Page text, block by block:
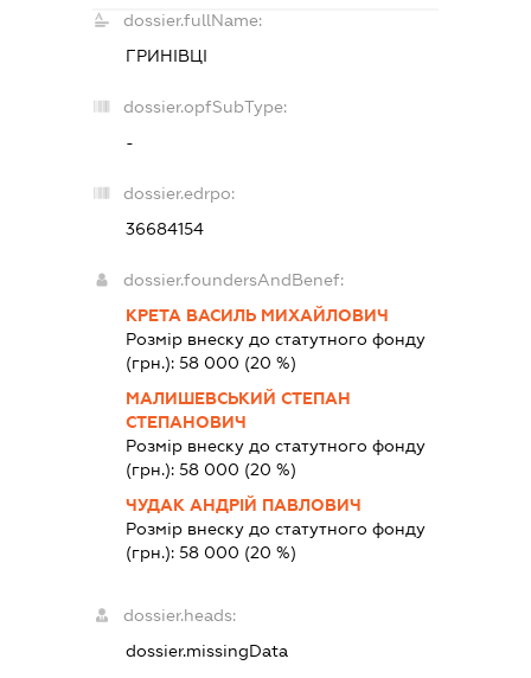
dossier.fullName:
ГРИНІВЦІ
dossier.opfSubType:
-
dossier.edrpo:
36684154
dossier.foundersAndBenef:
КРЕТА ВАСИЛЬ МИХАЙЛОВИЧ
Розмір внеску до статутного фонду
(грн.):58 000 (20 %)
МАЛИШЕВСЬКИЙ СТЕПАН
СТЕПАНОВИЧ
Розмір внеску до статутного фонду
(грн.):58 000 (20 %)
ЧУДАК АНДРІЙ ПАВЛОВИЧ
Розмір внеску до статутного фонду
(грн.):58 000 (20 %)
dossier.heads:
dossier.missingData